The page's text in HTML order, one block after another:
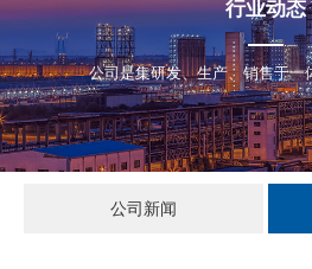
行业动态
公司是集研发、生产、销售于一
公司新闻